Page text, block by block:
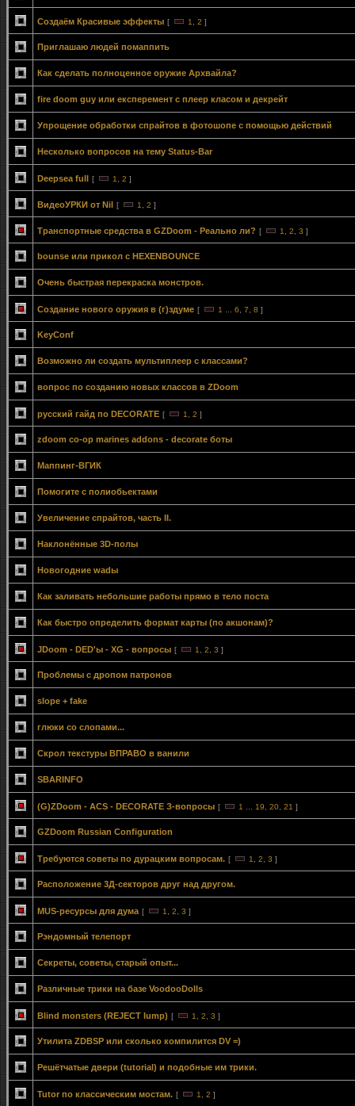
Создаём Красивые эффекты [ 1 2 ]
Приглашаю людей помаппить
Как сделать полноценное оружие Архвайла?
fire doom guy или експеремент с плеер класом и декрейт
Упрощение обработки спрайтов в фотошопе с помощью действий
Несколько вопросов на тему Status-Bar
Deepsea full [ 1 2 ]
ВидеоУРКИ от Nil [ 1 2 ]
Транспортные средства в GZDoom - Реально ли? [ 1 2 3 ]
bounse или прикол с HEXENBOUNCE
Очень быстрая перекраска монстров.
Создание нового оружия в (г)здуме [ 1 6 7 8 ]
KeyConf
Возможно ли создать мультиплеер с классами?
вопрос по созданию новых классов в ZDoom
русский гайд по DECORATE [ 1 2 ]
zdoom co-op marines addons - decorate боты
Маппинг-ВГИК
Помогите с полиобьектами
Увеличение спрайтов, часть II.
Наклонённые 3D-полы
Новогодние wadы
Как заливать небольшие работы прямо в тело поста
Как быстро определить формат карты (по акшонам)?
JDoom - DED'ы - XG - вопросы [ 1 2 3 ]
Проблемы с дропом патронов
slope + fake
глюки со слопами...
Скрол текстуры ВПРАВО в ванили
SBARINFO
(G)ZDoom - ACS - DECORATE З-вопросы [ 1 19 20 21 ]
GZDoom Russian Configuration
Требуются советы по дурацким вопросам. [ 1 2 3 ]
Расположение 3Д-секторов друг над другом.
MUS-ресурсы для дума [ 1 2 3 ]
Рэндомный телепорт
Секреты, советы, старый опыт...
Различные трики на базе VoodooDolls
Blind monsters (REJECT lump) [ 1 2 3 ]
Утилита ZDBSP или сколько компилится DV =)
Решётчатые двери (tutorial) и подобные им трики.
Tutor по классическим мостам. [ 1 2 ]